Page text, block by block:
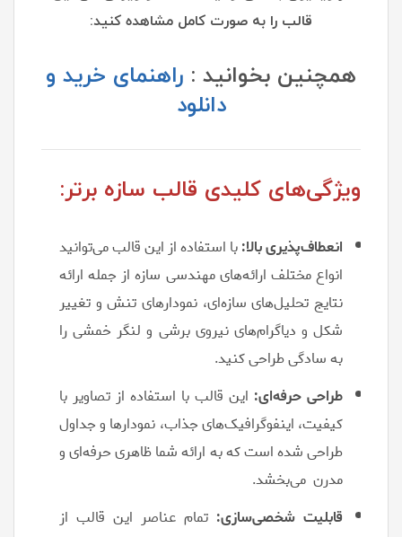
قالب را به صورت کامل مشاهده کنید:
همچنین بخوانید : راهنمای خرید و
دانلود
ویژگی‌های کلیدی قالب سازه برتر:
انعطاف‌پذیری بالا:با استفاده از این قالب می‌توانید
انواع مختلف ارائه‌های مهندسی سازه از جمله ارائه
نتایج تحلیل‌های سازه‌ای، نمودارهای تنش و تغییر
شکل و دیاگرام‌های نیروی برشی و لنگر خمشی را
به سادگی طراحی کنید.
طراحی حرفه‌ای: این قالب با استفاده از تصاویر با
کیفیت، اینفوگرافیک‌های جذاب، نمودارها و جداول
طراحی شده است که به ارائه شما ظاهری حرفه‌ای و
مدرن می‌بخشد.
قابلیت شخصی‌سازی: تمام عناصر این قالب از